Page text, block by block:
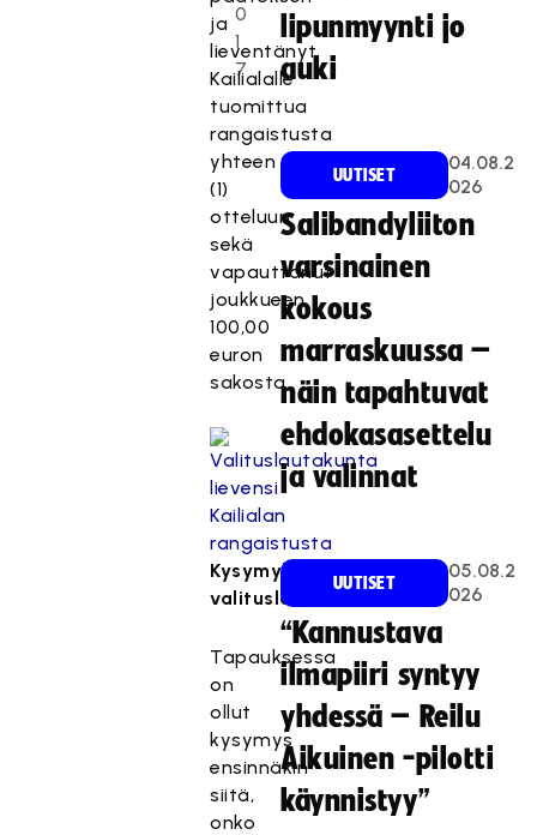
0
1
7
ja
lieventänyt
Kailialalle
tuomittua
rangaistusta
yhteen
(1)
otteluun
sekä
vapauttanut
joukkueen
100,00
euron
sakosta.
Kysymyksenasettelu
valituslautakunnassa
Tapauksessa
on
ollut
kysymys
ensinnäkin
siitä,
onko
lipunmyynti jo
auki
UUTISET
04.08.2
026
Salibandyliiton
varsinainen
kokous
marraskuussa –
näin tapahtuvat
ehdokasasettelu
ja valinnat
UUTISET
05.08.2
026
“Kannustava
ilmapiiri syntyy
yhdessä – Reilu
Aikuinen -pilotti
käynnistyy”